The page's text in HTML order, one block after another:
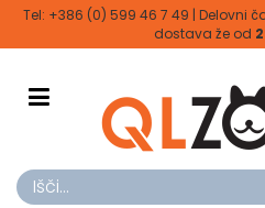
Tel: +386 (0) 599 46 7 49 | Delovni
dostava že od